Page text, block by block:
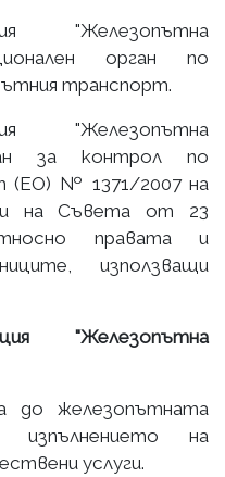
"Железопътна
орган по
транспорт.
"Железопътна
за контрол по
(ЕО) № 1371/2007 на
и на Съвета от 23
правата и
използващи
"Железопътна
до железопътната
изпълнението на
услуги.